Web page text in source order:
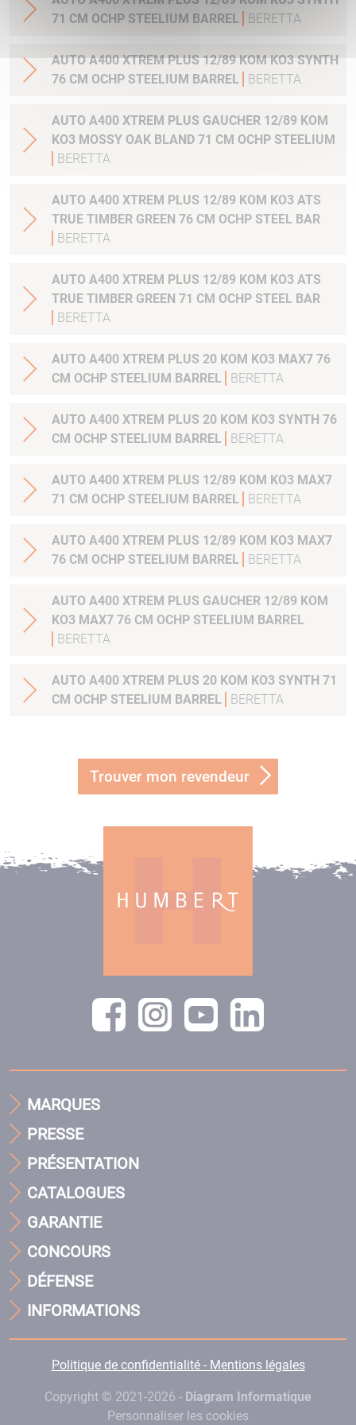
71 CM OCHP STEELIUM BARREL
BERETTA
AUTO A400 XTREM PLUS 12/89 KOM KO3 SYNTH
76 CM OCHP STEELIUM BARREL
BERETTA
AUTO A400 XTREM PLUS GAUCHER 12/89 KOM
KO3 MOSSY OAK BLAND 71 CM OCHP STEELIUM
BERETTA
AUTO A400 XTREM PLUS 12/89 KOM KO3 ATS
TRUE TIMBER GREEN 76 CM OCHP STEEL BAR
BERETTA
AUTO A400 XTREM PLUS 12/89 KOM KO3 ATS
TRUE TIMBER GREEN 71 CM OCHP STEEL BAR
BERETTA
AUTO A400 XTREM PLUS 20 KOM KO3 MAX7 76
CM OCHP STEELIUM BARREL
BERETTA
AUTO A400 XTREM PLUS 20 KOM KO3 SYNTH 76
CM OCHP STEELIUM BARREL
BERETTA
AUTO A400 XTREM PLUS 12/89 KOM KO3 MAX7
71 CM OCHP STEELIUM BARREL
BERETTA
AUTO A400 XTREM PLUS 12/89 KOM KO3 MAX7
76 CM OCHP STEELIUM BARREL
BERETTA
AUTO A400 XTREM PLUS GAUCHER 12/89 KOM
KO3 MAX7 76 CM OCHP STEELIUM BARREL
BERETTA
AUTO A400 XTREM PLUS 20 KOM KO3 SYNTH 71
CM OCHP STEELIUM BARREL
BERETTA
Trouver mon revendeur
MARQUES
PRESSE
PRÉSENTATION
CATALOGUES
GARANTIE
CONCOURS
DÉFENSE
INFORMATIONS
Politique de confidentialité - Mentions légales
Copyright © 2021-2026 - Diagram Informatique
Personnaliser les cookies